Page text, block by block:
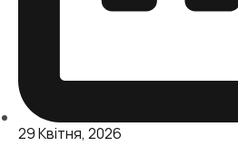
29 Квітня, 2026